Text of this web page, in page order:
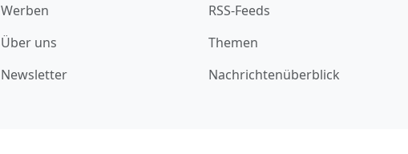
Werben
Über uns
Newsletter
RSS-Feeds
Themen
Nachrichtenüberblick